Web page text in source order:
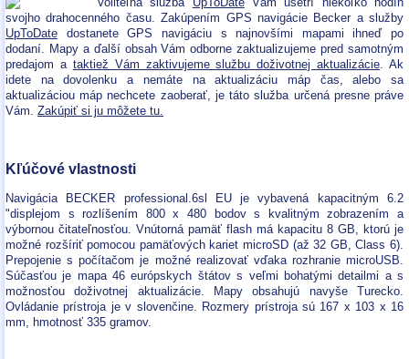
svojho drahocenného času. Zakúpením GPS navigácie Becker a služby
UpToDate dostanete GPS navigáciu s najnovšími mapami ihneď po
dodaní. Mapy a ďalší obsah Vám odborne zaktualizujeme pred samotným
predajom a taktiež Vám zaktivujeme službu doživotnej aktualizácie. Ak
idete na dovolenku a nemáte na aktualizáciu máp čas, alebo sa
aktualizáciou máp nechcete zaoberať, je táto služba určená presne práve
Vám. Zakúpiť si ju môžete tu.
Kľúčové vlastnosti
Navigácia BECKER professional.6sl EU je vybavená kapacitným 6.2
"displejom s rozlíšením 800 x 480 bodov s kvalitným zobrazením a
výbornou čitateľnosťou. Vnútorná pamäť flash má kapacitu 8 GB, ktorú je
možné rozšíriť pomocou pamäťových kariet microSD (až 32 GB, Class 6).
Prepojenie s počítačom je možné realizovať vďaka rozhranie microUSB.
Súčasťou je mapa 46 európskych štátov s veľmi bohatými detailmi a s
možnosťou doživotnej aktualizácie. Mapy obsahujú navyše Turecko.
Ovládanie prístroja je v slovenčine. Rozmery prístroja sú 167 x 103 x 16
mm, hmotnosť 335 gramov.